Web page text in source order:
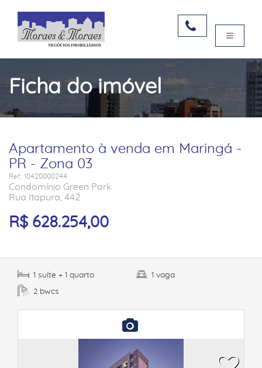
Ficha do imóvel
Apartamento à venda em Maringá -
PR - Zona 03
Ref.: 10420000244
Condomínio Green Park
Rua Itapura, 442
R$ 628.254,00
1 suíte + 1 quarto
2 bwcs
1 vaga